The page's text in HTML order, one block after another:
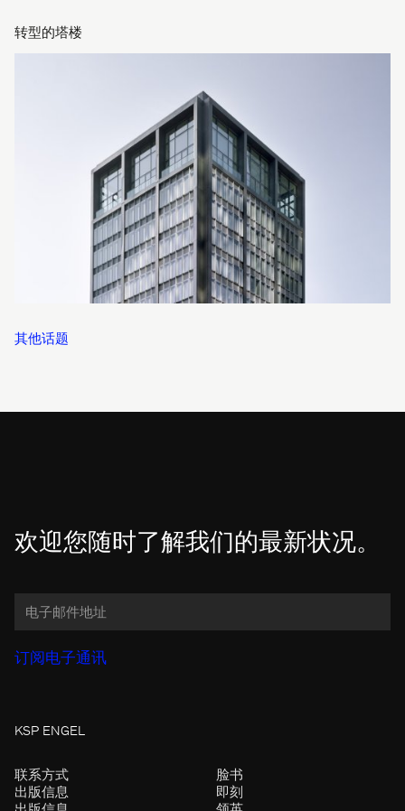
转型的塔楼
其他话题
欢迎您随时了解我们的最新状况。
KSP ENGEL
联系方式
出版信息
脸书
即刻